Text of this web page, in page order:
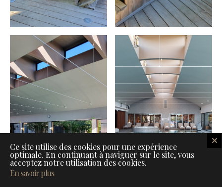
Ce site utilise des cookies pour une expérience
optimale. En continuant à naviguer sur le site, vous
acceptez notre utilisation des cookies.
En savoir plus